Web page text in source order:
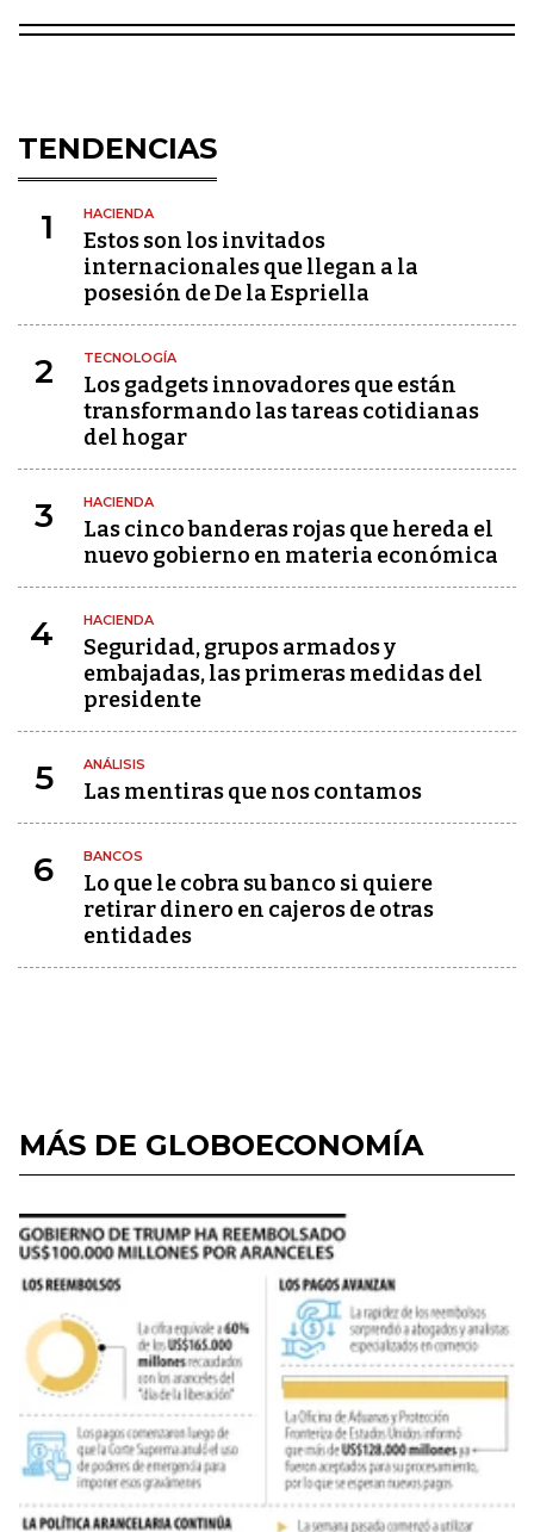
TENDENCIAS
1 HACIENDA
Estos son los invitados
internacionales que llegan a la
posesión de De la Espriella
2 TECNOLOGÍA
Los gadgets innovadores que están
transformando las tareas cotidianas
del hogar
3 HACIENDA
Las cinco banderas rojas que hereda el
nuevo gobierno en materia económica
4 HACIENDA
Seguridad, grupos armados y
embajadas, las primeras medidas del
presidente
5 ANÁLISIS
Las mentiras que nos contamos
6 BANCOS
Lo que le cobra su banco si quiere
retirar dinero en cajeros de otras
entidades
MÁS DE GLOBOECONOMÍA